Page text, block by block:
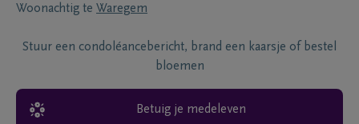
Woonachtig te Waregem
Stuur een condoléancebericht, brand een kaarsje of bestel
bloemen
Betuig je medeleven